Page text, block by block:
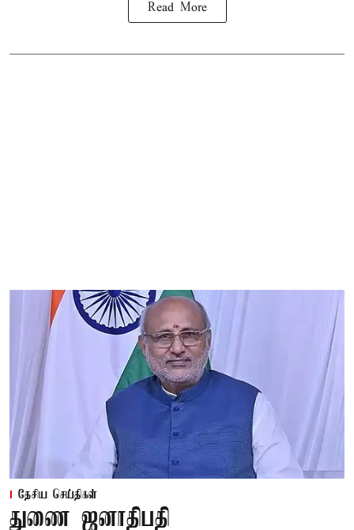
Read More
தேசிய செய்திகள்
துணை ஜனாதிபதி